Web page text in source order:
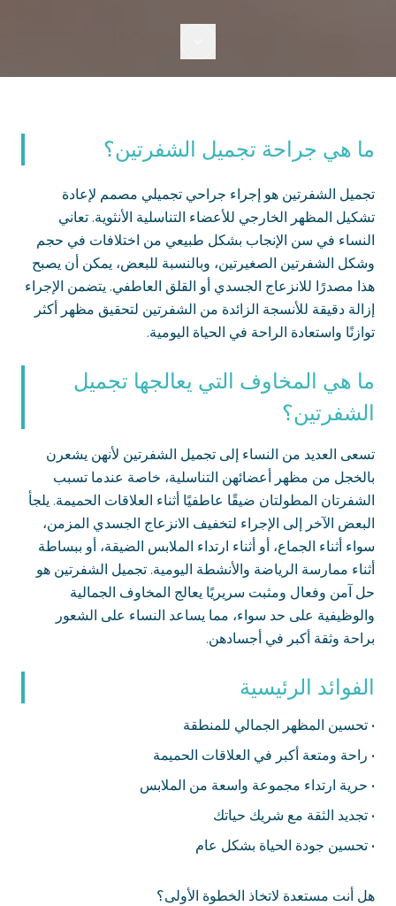
ما هي جراحة تجميل الشفرتين؟
تجميل الشفرتين هو إجراء جراحي تجميلي مصمم لإعادة
تشكيل المظهر الخارجي للأعضاء التناسلية الأنثوية. تعاني
النساء في سن الإنجاب بشكل طبيعي من اختلافات في حجم
وشكل الشفرتين الصغيرتين، وبالنسبة للبعض، يمكن أن يصبح
هذا مصدرًا للانزعاج الجسدي أو القلق العاطفي. يتضمن الإجراء
إزالة دقيقة للأنسجة الزائدة من الشفرتين لتحقيق مظهر أكثر
توازنًا واستعادة الراحة في الحياة اليومية.
ما هي المخاوف التي يعالجها تجميل
الشفرتين؟
تسعى العديد من النساء إلى تجميل الشفرتين لأنهن يشعرن
بالخجل من مظهر أعضائهن التناسلية، خاصة عندما تسبب
الشفرتان المطولتان ضيقًا عاطفيًا أثناء العلاقات الحميمة. يلجأ
البعض الآخر إلى الإجراء لتخفيف الانزعاج الجسدي المزمن،
سواء أثناء الجماع، أو أثناء ارتداء الملابس الضيقة، أو ببساطة
أثناء ممارسة الرياضة والأنشطة اليومية. تجميل الشفرتين هو
حل آمن وفعال ومثبت سريريًا يعالج المخاوف الجمالية
والوظيفية على حد سواء، مما يساعد النساء على الشعور
براحة وثقة أكبر في أجسادهن.
الفوائد الرئيسية
• تحسين المظهر الجمالي للمنطقة
• راحة ومتعة أكبر في العلاقات الحميمة
• حرية ارتداء مجموعة واسعة من الملابس
• تجديد الثقة مع شريك حياتك
• تحسين جودة الحياة بشكل عام
هل أنت مستعدة لاتخاذ الخطوة الأولى؟